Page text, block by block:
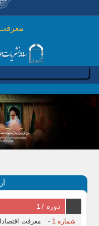
معرفت
دوره 17
شماره 1 - معرفت اقتصاداسلامی 33 ،